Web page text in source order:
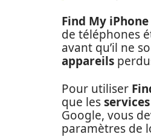
Find My iPhone
de téléphones
avant qu’il ne
appareils
Pour utiliser
que les
Google, vous
paramètres de